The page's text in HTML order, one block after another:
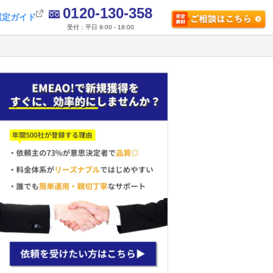
ガイド 0120-130-358
受付：平日 9:00 - 18:00